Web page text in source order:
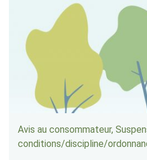
Avis au consommateur,
conditions/​discipline/​